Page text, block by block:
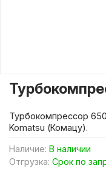
Наличие: В наличии
Отгрузка: Срок по
Турбокомпрессор
Komatsu (Комацу).